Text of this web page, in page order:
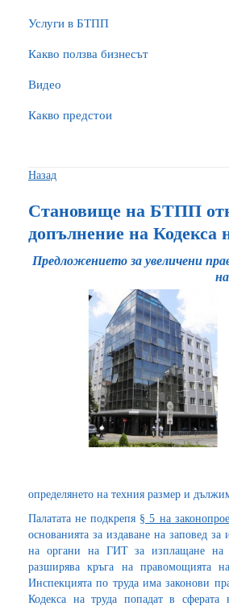
Услуги в БТПП
Какво ползва бизнесът
Видео
Какво предстои
Назад
Становище на БТПП
допълнение на Кодекса
Предложението за увеличени
определянето на техния размер и
Палатата не подкрепя § 5 на
основанията за издаване на заповед
на органи на ГИТ за изплащане на
разширява кръга на правомощията
Инспекцията по труда има законови
Кодекса на труда попадат в сферата